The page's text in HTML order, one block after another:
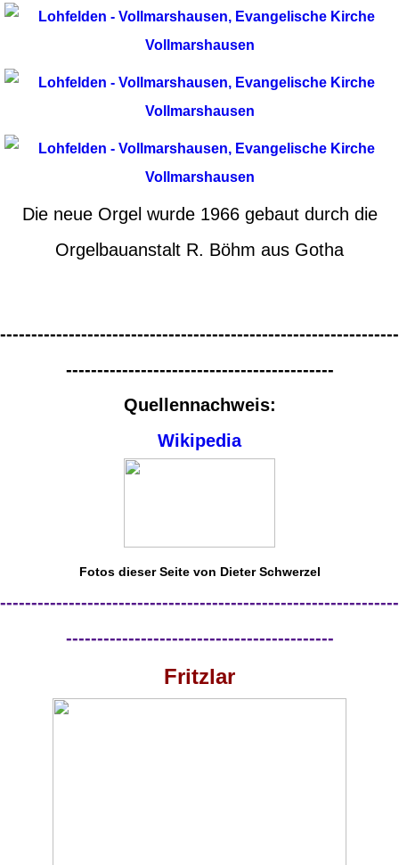
Die neue Orgel wurde 1966 gebaut durch die
Orgelbauanstalt R. Böhm aus Gotha
----------------------------------------------------------------
-------------------------------------------
Quellennachweis:
Wikipedia
Fotos dieser Seite von Dieter Schwerzel
----------------------------------------------------------------
-------------------------------------------
Fritzlar